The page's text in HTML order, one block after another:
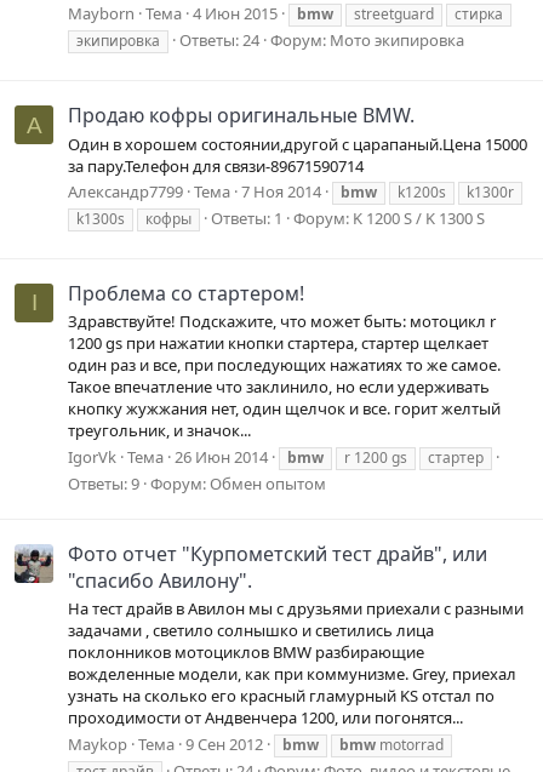
Mayborn Тема 4 Июн 2015 bmw streetguard
стирка
экипировка
Ответы: 24 Форум: Мото экипировка
А Продаю кофры оригинальные BMW.
Один в хорошем состоянии,другой с царапаный.Цена 15000
за пару.Телефон для связи-89671590714
Александр7799 Тема 7 Ноя 2014 bmw k1200s
k1300r
k1300s
кофры Ответы: 1 Форум: K 1200 S / K 1300 S
I Проблема со стартером!
Здравствуйте! Подскажите, что может быть: мотоцикл r
1200 gs при нажатии кнопки стартера, стартер щелкает
один раз и все, при последующих нажатиях то же самое.
Такое впечатление что заклинило, но если удерживать
кнопку жужжания нет, один щелчок и все. горит желтый
треугольник, и значок...
IgorVk Тема 26 Июн 2014 bmw r 1200 gs стартер
Ответы: 9 Форум:Обмен опытом
Фото отчет "Курпометский тест драйв", или
"спасибо Авилону".
На тест драйв в Авилон мы с друзьями приехали с разными
задачами , светило солнышко и светились лица
поклонников мотоциклов BMW разбирающие
вожделенные модели, как при коммунизме. Grey, приехал
узнать на сколько его красный гламурный KS отстал по
проходимости от Андвенчера 1200, или погонятся...
Maykop Тема 9 Сен 2012 bmw bmw motorrad